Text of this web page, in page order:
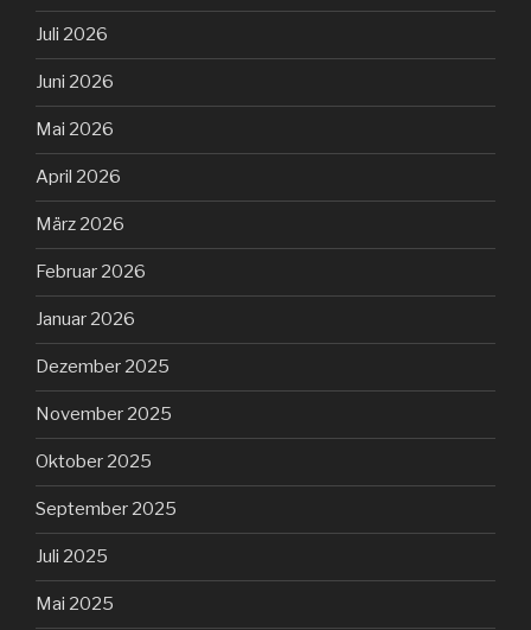
Juli 2026
Juni 2026
Mai 2026
April 2026
März 2026
Februar 2026
Januar 2026
Dezember 2025
November 2025
Oktober 2025
September 2025
Juli 2025
Mai 2025